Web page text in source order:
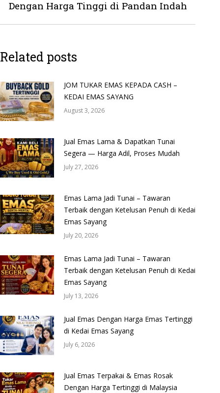
post:
Dengan Harga Tinggi di Pandan Indah
Related posts
JOM TUKAR EMAS KEPADA CASH –
KEDAI EMAS SAYANG
August 3, 2026
Jual Emas Lama & Dapatkan Tunai
Segera — Harga Adil, Proses Mudah
July 27, 2026
Emas Lama Jadi Tunai – Tawaran
Terbaik dengan Ketelusan Penuh di Kedai
Emas Sayang
July 20, 2026
Emas Lama Jadi Tunai – Tawaran
Terbaik dengan Ketelusan Penuh di Kedai
Emas Sayang
July 13, 2026
Jual Emas Dengan Harga Emas Tertinggi
di Kedai Emas Sayang
July 6, 2026
Jual Emas Terpakai & Emas Rosak
Dengan Harga Tertinggi di Malaysia